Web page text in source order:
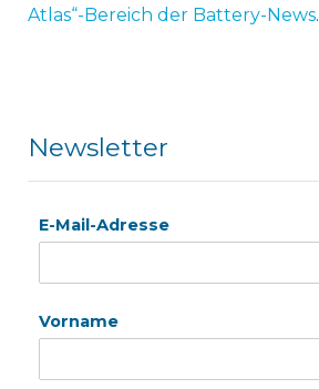
Atlas“-Bereich der Battery-News.
Newsletter
E-Mail-Adresse
Vorname